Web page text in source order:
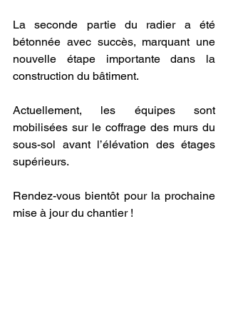
La seconde partie du radier a été
bétonnée avec succès, marquant une
nouvelle étape importante dans la
construction du bâtiment.
Actuellement, les équipes sont
mobilisées sur le coffrage des murs du
sous-sol avant l’élévation des étages
supérieurs.
Rendez-vous bientôt pour la prochaine
mise à jour du chantier !